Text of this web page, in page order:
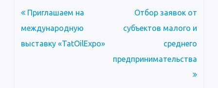
Навигация
по
записям
Приглашаем на
международную
выставку «TatOilExpo»
Отбор заявок от
субъектов малого и
среднего
предпринимательства